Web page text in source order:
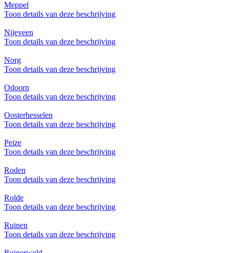
Meppel
Toon details van deze beschrijving
Nijeveen
Toon details van deze beschrijving
Norg
Toon details van deze beschrijving
Odoorn
Toon details van deze beschrijving
Oosterhesselen
Toon details van deze beschrijving
Peize
Toon details van deze beschrijving
Roden
Toon details van deze beschrijving
Rolde
Toon details van deze beschrijving
Ruinen
Toon details van deze beschrijving